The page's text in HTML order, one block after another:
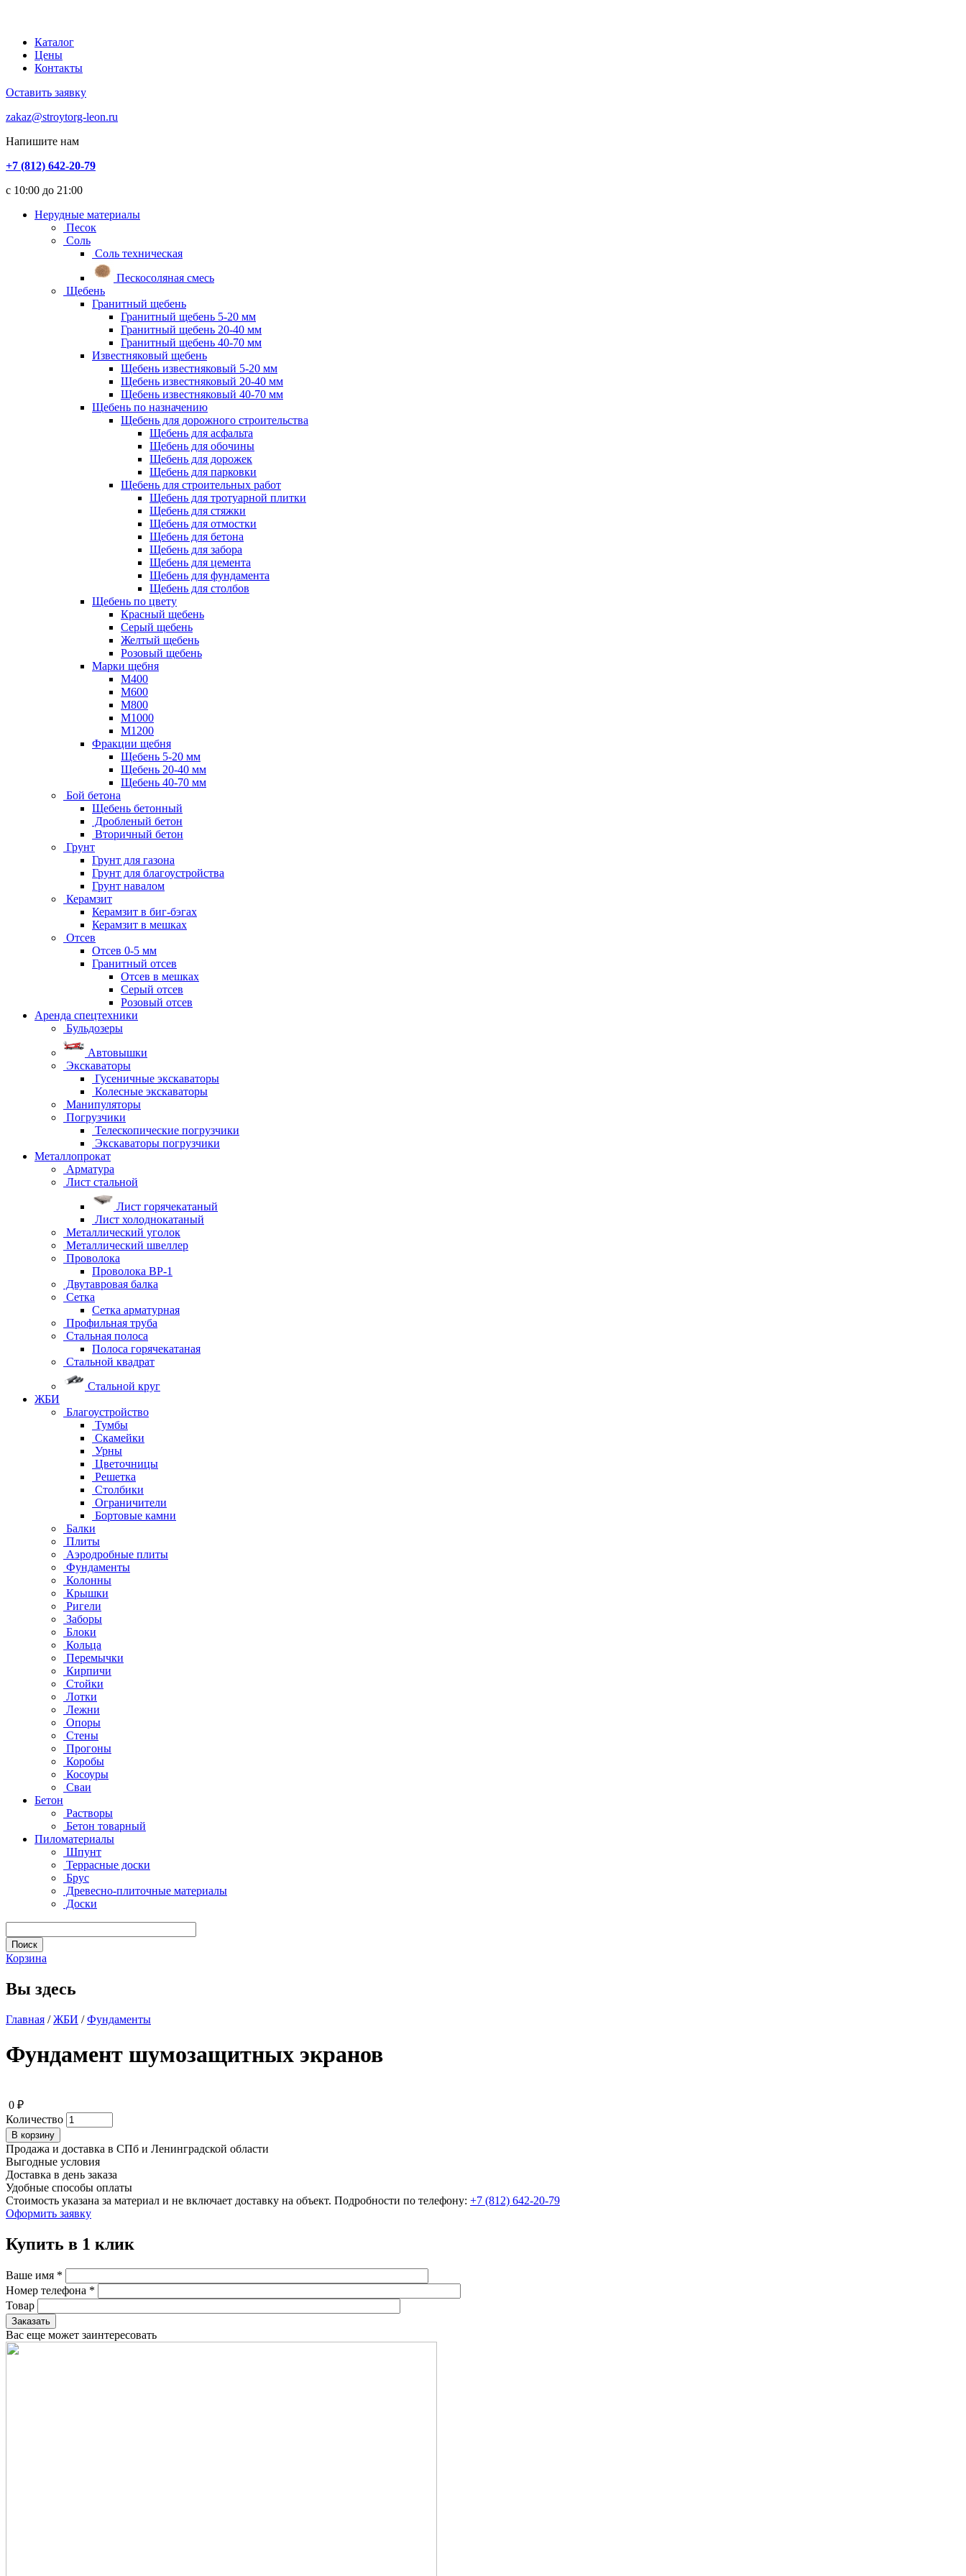
Каталог
Цены
Контакты
Оставить заявку
zakaz@stroytorg-leon.ru
Напишите нам
+7 (812) 642-20-79
с 10:00 до 21:00
Нерудные материалы
Песок
Соль
Соль техническая
Пескосоляная смесь
Щебень
Гранитный щебень
Гранитный щебень 5-20 мм
Гранитный щебень 20-40 мм
Гранитный щебень 40-70 мм
Известняковый щебень
Щебень известняковый 5-20 мм
Щебень известняковый 20-40 мм
Щебень известняковый 40-70 мм
Щебень по назначению
Щебень для дорожного строительства
Щебень для асфальта
Щебень для обочины
Щебень для дорожек
Щебень для парковки
Щебень для строительных работ
Щебень для тротуарной плитки
Щебень для стяжки
Щебень для отмостки
Щебень для бетона
Щебень для забора
Щебень для цемента
Щебень для фундамента
Щебень для столбов
Щебень по цвету
Красный щебень
Серый щебень
Желтый щебень
Розовый щебень
Марки щебня
М400
М600
М800
М1000
М1200
Фракции щебня
Щебень 5-20 мм
Щебень 20-40 мм
Щебень 40-70 мм
Бой бетона
Щебень бетонный
Дробленый бетон
Вторичный бетон
Грунт
Грунт для газона
Грунт для благоустройства
Грунт навалом
Керамзит
Керамзит в биг-бэгах
Керамзит в мешках
Отсев
Отсев 0-5 мм
Гранитный отсев
Отсев в мешках
Серый отсев
Розовый отсев
Аренда спецтехники
Бульдозеры
Автовышки
Экскаваторы
Гусеничные экскаваторы
Колесные экскаваторы
Манипуляторы
Погрузчики
Телескопические погрузчики
Экскаваторы погрузчики
Металлопрокат
Арматура
Лист стальной
Лист горячекатаный
Лист холоднокатаный
Металлический уголок
Металлический швеллер
Проволока
Проволока ВР-1
Двутавровая балка
Сетка
Сетка арматурная
Профильная труба
Стальная полоса
Полоса горячекатаная
Стальной квадрат
Стальной круг
ЖБИ
Благоустройство
Тумбы
Скамейки
Урны
Цветочницы
Решетка
Столбики
Ограничители
Бортовые камни
Балки
Плиты
Аэродробные плиты
Фундаменты
Колонны
Крышки
Ригели
Заборы
Блоки
Кольца
Перемычки
Кирпичи
Стойки
Лотки
Лежни
Опоры
Стены
Прогоны
Коробы
Косоуры
Сваи
Бетон
Растворы
Бетон товарный
Пиломатериалы
Шпунт
Террасные доски
Брус
Древесно-плиточные материалы
Доски
Корзина
Вы здесь
Главная / ЖБИ / Фундаменты
Фундамент шумозащитных экранов
0 ₽
Количество
Продажа и доставка в СПб и Ленинградской области
Выгодные условия
Доставка в день заказа
Удобные способы оплаты
Стоимость указана за материал и не включает доставку на объект. Подробности по телефону: +7 (812) 642-20-79
Оформить заявку
Купить в 1 клик
Ваше имя *
Номер телефона *
Товар
Вас еще может заинтересовать